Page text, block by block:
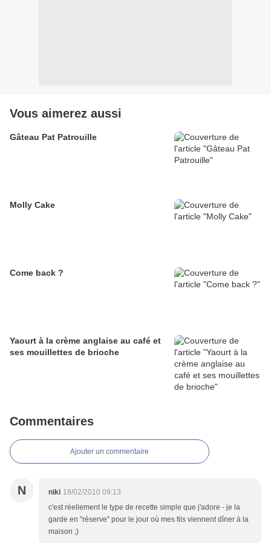
Vous aimerez aussi
Gâteau Pat Patrouille
Molly Cake
Come back ?
Yaourt à la crème anglaise au café et
ses mouillettes de brioche
Commentaires
Ajouter un commentaire
N niki 18/02/2010 09:13
c'est réellement le type de recette simple que j'adore - je la
garde en "réserve" pour le jour où mes fils viennent dîner à la
maison ;)